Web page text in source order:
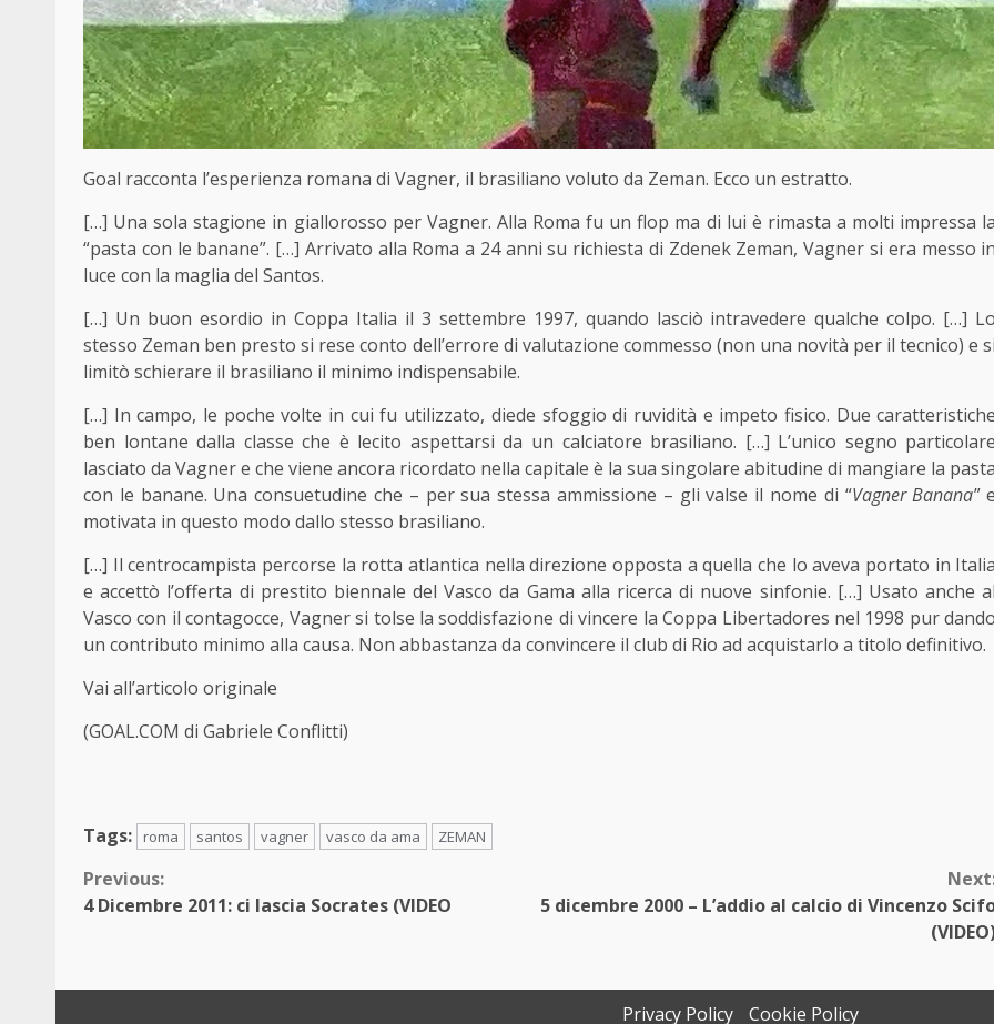
Goal racconta l’esperienza romana di Vagner, il brasiliano voluto da Zeman. Ecco un estratto.
[…] Una sola stagione in giallorosso per Vagner. Alla Roma fu un flop ma di lui è rimasta a molti impressa la
“pasta con le banane”. […] Arrivato alla Roma a 24 anni su richiesta di Zdenek Zeman, Vagner si era messo in
luce con la maglia del Santos.
[…] Un buon esordio in Coppa Italia il 3 settembre 1997, quando lasciò intravedere qualche colpo. […] Lo
stesso Zeman ben presto si rese conto dell’errore di valutazione commesso (non una novità per il tecnico) e si
limitò schierare il brasiliano il minimo indispensabile.
[…] In campo, le poche volte in cui fu utilizzato, diede sfoggio di ruvidità e impeto fisico. Due caratteristiche
ben lontane dalla classe che è lecito aspettarsi da un calciatore brasiliano. […] L’unico segno particolare
lasciato da Vagner e che viene ancora ricordato nella capitale è la sua singolare abitudine di mangiare la pasta
con le banane. Una consuetudine che – per sua stessa ammissione – gli valse il nome di “Vagner Banana” e
motivata in questo modo dallo stesso brasiliano.
[…] Il centrocampista percorse la rotta atlantica nella direzione opposta a quella che lo aveva portato in Italia
e accettò l’offerta di prestito biennale del Vasco da Gama alla ricerca di nuove sinfonie. […] Usato anche al
Vasco con il contagocce, Vagner si tolse la soddisfazione di vincere la Coppa Libertadores nel 1998 pur dando
un contributo minimo alla causa. Non abbastanza da convincere il club di Rio ad acquistarlo a titolo definitivo.
Vai all’articolo originale
(GOAL.COM di Gabriele Conflitti)
Tags: roma santos vagner vasco da ama ZEMAN
Continue
Previous:
4 Dicembre 2011: ci lascia Socrates (VIDEO
5 dicembre 2000 – L’addio al calcio di Vincenzo
Privacy Policy Cookie Policy